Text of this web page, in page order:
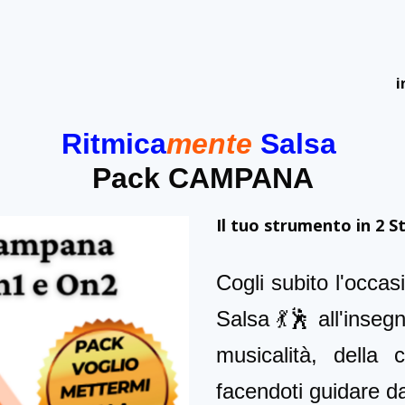
Ritmicamente Salsa
Pack CAMPANA
Il tuo strumento in 2
Cogli subito
Salsa 💃🕺
musicalità, della
facendoti guidare